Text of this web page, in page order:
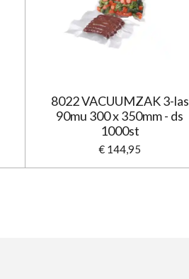
8022 VACUUMZAK 3-las
90mu 300 x 350mm - ds
1000st
€ 144,95